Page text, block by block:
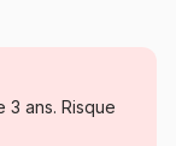
et Objets
3 ans. Risque